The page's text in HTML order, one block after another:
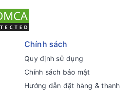
Chính sách
Quy định sử dụng
Chính sách bảo mật
Hướng dẫn đặt hàng & thanh